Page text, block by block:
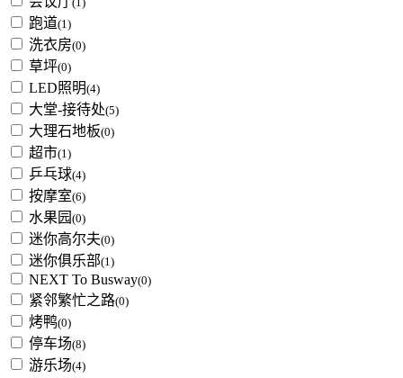
跑道(1)
洗衣房(0)
草坪(0)
LED照明(4)
大堂-接待处(5)
大理石地板(0)
超市(1)
乒乓球(4)
按摩室(6)
水果园 (0)
迷你高尔夫(0)
迷你俱乐部(1)
NEXT To Busway(0)
紧邻繁忙之路(0)
烤鸭(0)
停车场(8)
游乐场(4)